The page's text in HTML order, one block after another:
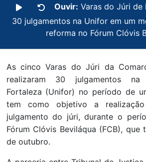
Ouvir: Varas do Júri de
30 julgamentos na Unifor em um
reforma no Fórum Clóvis
As cinco Varas do Júri da
realizaram 30 julgamentos na
Fortaleza (Unifor) no período de
tem como objetivo a
julgamento do júri, durante o
Fórum Clóvis Beviláqua (FCB),
de outubro.